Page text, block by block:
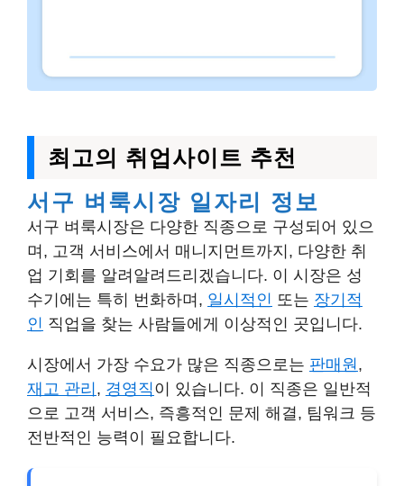
최고의 취업사이트 추천
서구 벼룩시장 일자리 정보
서구 벼룩시장은 다양한 직종으로 구성되어 있으
며, 고객 서비스에서 매니지먼트까지, 다양한 취
업 기회를 알려알려드리겠습니다. 이 시장은 성
수기에는 특히 번화하며, 일시적인 또는 장기적
인 직업을 찾는 사람들에게 이상적인 곳입니다.
시장에서 가장 수요가 많은 직종으로는 판매원 ,
재고 관리 , 경영직이 있습니다. 이 직종은 일반적
으로 고객 서비스, 즉흥적인 문제 해결, 팀워크 등
전반적인 능력이 필요합니다.